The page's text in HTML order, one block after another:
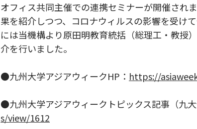
オフィス共同主催での連携セミナーが開催され
果を紹介しつつ、コロナウィルスの影響を受け
には当機構より原田明教育統括（総理工・教授
介を行いました。
●九州大学アジアウィークHP： https://
●九州大学アジアウィークトピックス記事（九大
s/view/1612